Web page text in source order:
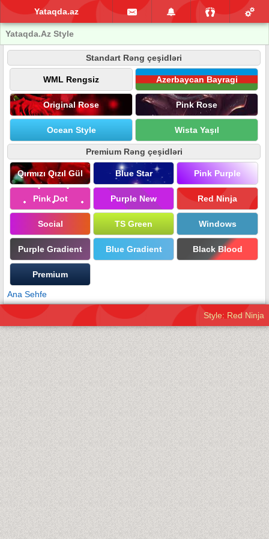
Yataqda.az
Yataqda.Az Style
Standart Rəng çeşidləri
WML Rengsiz Azerbaycan Bayragi
Original Rose Pink Rose
Ocean Style Wista Yaşıl
Premium Rəng çeşidləri
Qırmızı Qızıl Gül Blue Star Pink Purple
Pink Dot Purple New Red Ninja
Social TS Green Windows
Purple Gradient Blue Gradient Black Blood
Premium
Ana Sehfe
Style: Red Ninja